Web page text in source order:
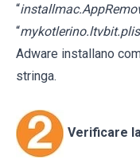
“
“
Adware installano
stringa.
Verificare